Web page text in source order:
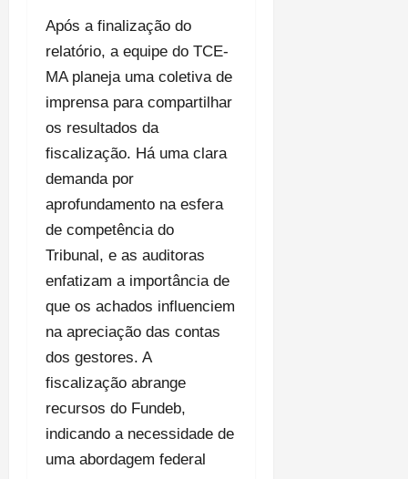
Após a finalização do
relatório, a equipe do TCE-
MA planeja uma coletiva de
imprensa para compartilhar
os resultados da
fiscalização. Há uma clara
demanda por
aprofundamento na esfera
de competência do
Tribunal, e as auditoras
enfatizam a importância de
que os achados influenciem
na apreciação das contas
dos gestores. A
fiscalização abrange
recursos do Fundeb,
indicando a necessidade de
uma abordagem federal